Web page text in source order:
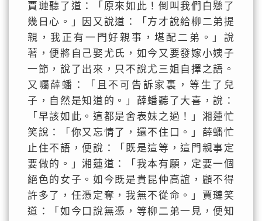
賈璉聽了道：「原來如此！倒叫我們白懸了
幾日心。」因又說道：「方才說給柳二弟提
親，我正有一門好親事，堪配二弟。」說
著，便將自己娶尤氏，如今又要發嫁小姨子
一節，說了出來，只不說尤三姐自擇之語。
又囑薛蟠：「且不可告訴家裏，等生了兒
子，自然是知道的。」薛蟠聽了大喜，說：
「早該如此。這都是舍表妹之過！」湘蓮忙
笑說：「你又忘情了，還不住口。」薛蟠忙
止住不語，便說：「既是這等，這門親事定
要做的。」湘蓮道：「我本有願，定要一個
絕色的女子。如今既是貴昆仲高誼，顧不得
許多了，任憑定奪，我無不從命。」賈璉笑
道：「如今口說無憑，等柳二弟一見，便知